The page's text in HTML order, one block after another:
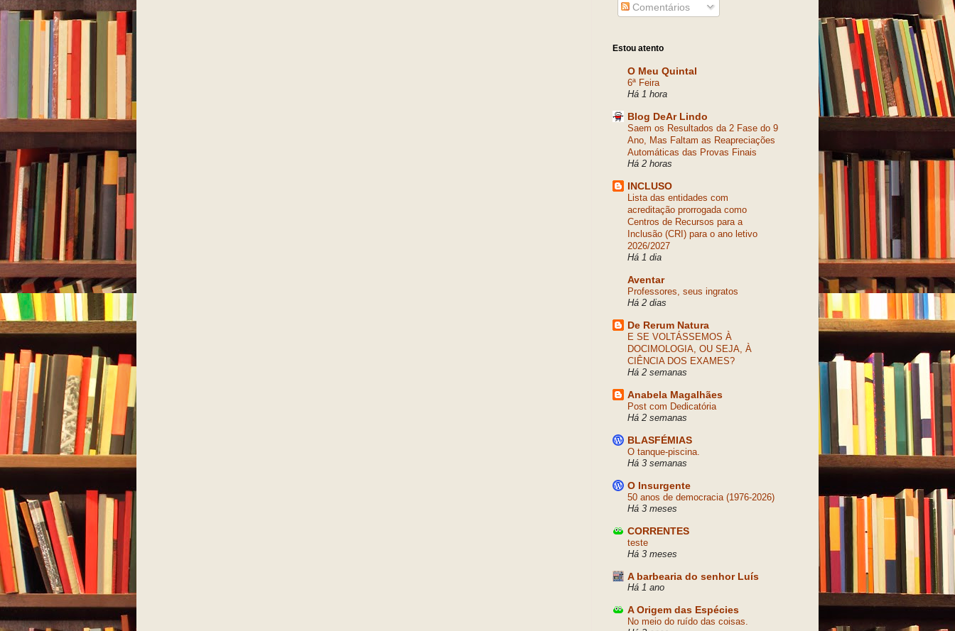
Comentários
Estou atento
O Meu Quintal
6ª Feira
Há 1 hora
Blog DeAr Lindo
Saem os Resultados da 2 Fase do 9
Ano, Mas Faltam as Reapreciações
Automáticas das Provas Finais
Há 2 horas
INCLUSO
Lista das entidades com
acreditação prorrogada como
Centros de Recursos para a
Inclusão (CRI) para o ano letivo
2026/2027
Há 1 dia
Aventar
Professores, seus ingratos
Há 2 dias
De Rerum Natura
E SE VOLTÁSSEMOS À
DOCIMOLOGIA, OU SEJA, À
CIÊNCIA DOS EXAMES?
Há 2 semanas
Anabela Magalhães
Post com Dedicatória
Há 2 semanas
BLASFÉMIAS
O tanque-piscina.
Há 3 semanas
O Insurgente
50 anos de democracia (1976-2026)
Há 3 meses
CORRENTES
teste
Há 3 meses
A barbearia do senhor Luís
Há 1 ano
A Origem das Espécies
No meio do ruído das coisas.